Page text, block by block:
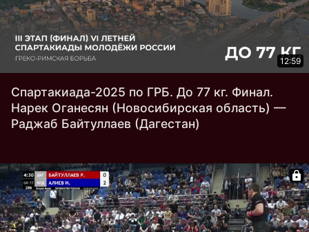
12:59
Спартакиада-2025 по ГРБ. До 77 кг. Финал.
Нарек Оганесян (Новосибирская область) —
Раджаб Байтуллаев (Дагестан)